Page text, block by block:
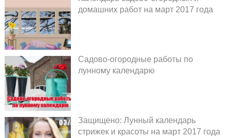
домашних работ на март 2017 года
Садово-огородные работы по
лунному календарю
Защищено: Лунный календарь
стрижек и красоты на март 2017 года